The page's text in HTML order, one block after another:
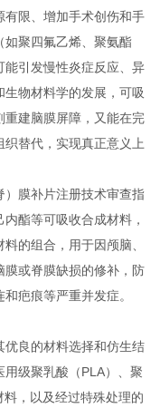
有限、增加手术创伤和手
如聚四氟乙烯、聚氨酯
能引发慢性炎症反应、异
物材料学的发展，可吸
重建脑膜屏障，又能在完
替代，实现真正意义上
）膜补片注册技术审查指
酯等可吸收合成材料，
的组合，用于因颅脑、
膜或脊膜缺损的修补，防
疤痕等严重并发症。
优良的材料选择和仿生结
级聚乳酸（PLA）、聚
，以及经过特殊处理的